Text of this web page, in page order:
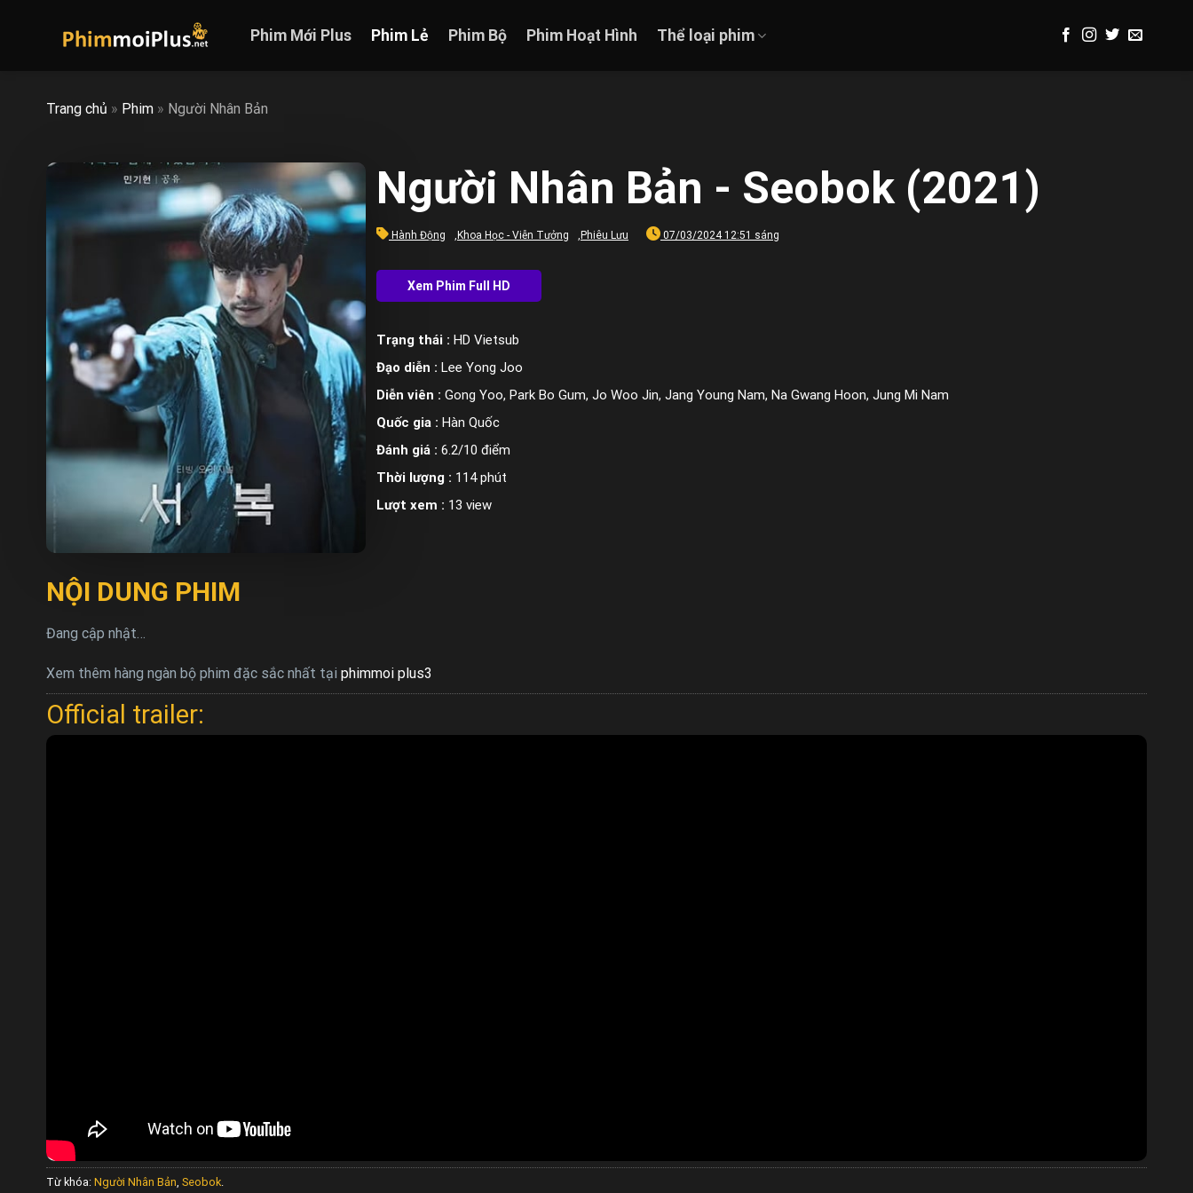
Phim Mới Plus Phim Lẻ Phim Bộ Phim Hoạt Hình Thể loại phim
Trang chủ » Phim » Người Nhân Bản
Người Nhân Bản - Seobok (2021)
Hành Động Khoa Học - Viễn Tưởng Phiêu Lưu 07/03/2024 12:51 sáng
Trạng thái : HD Vietsub
Đạo diễn : Lee Yong Joo
Diễn viên : Gong Yoo, Park Bo Gum, Jo Woo Jin, Jang Young Nam, Na Gwang Hoon, Jung Mi Nam
Quốc gia : Hàn Quốc
Đánh giá : 6.2/10 điểm
Thời lượng : 114 phút
Lượt xem : 13 view
NỘI DUNG PHIM
Đang cập nhật…
Xem thêm hàng ngàn bộ phim đặc sắc nhất tại phimmoi plus3
Official trailer:
Từ khóa: Người Nhân Bản, Seobok.